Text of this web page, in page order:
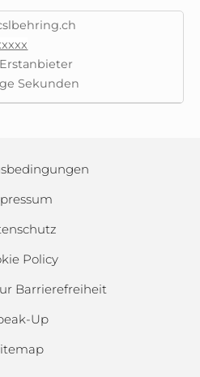
Erstanbieter
Sekunden
Policy
Barrierefreiheit
Up